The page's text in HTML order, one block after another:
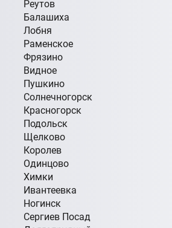
Реутов
Балашиха
Лобня
Раменское
Фрязино
Видное
Пушкино
Солнечногорск
Красногорск
Подольск
Щелково
Королев
Одинцово
Химки
Ивантеевка
Ногинск
Сергиев Посад